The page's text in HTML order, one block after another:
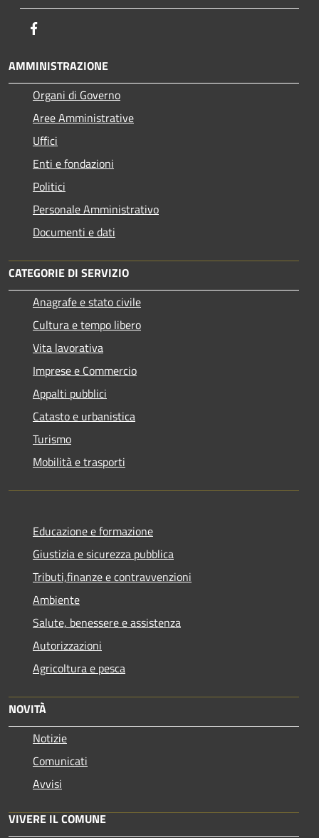
AMMINISTRAZIONE
Organi di Governo
Aree Amministrative
Uffici
Enti e fondazioni
Politici
Personale Amministrativo
Documenti e dati
CATEGORIE DI SERVIZIO
Anagrafe e stato civile
Cultura e tempo libero
Vita lavorativa
Imprese e Commercio
Appalti pubblici
Catasto e urbanistica
Turismo
Mobilità e trasporti
Educazione e formazione
Giustizia e sicurezza pubblica
Tributi,finanze e contravvenzioni
Ambiente
Salute, benessere e assistenza
Autorizzazioni
Agricoltura e pesca
NOVITÀ
Notizie
Comunicati
Avvisi
VIVERE IL COMUNE